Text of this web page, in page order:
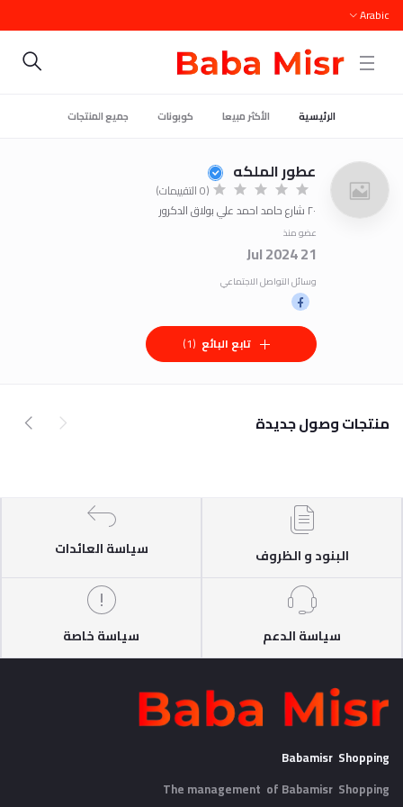
Arabic
الرئيسية الأكثر مبيعا كوبونات جميع المنتجات
عطور الملكه
(0 التقييمات)
٢٠ شارع حامد احمد علي بولاق الدكرور
عضو منذ
21 Jul 2024
وسائل التواصل الاجتماعي
تابع البائع (1)
منتجات وصول جديدة
البنود و الظروف سياسة العائدات
سياسة الدعم سياسة خاصة
Babamisr Shopping
The management of Babamisr Shopping